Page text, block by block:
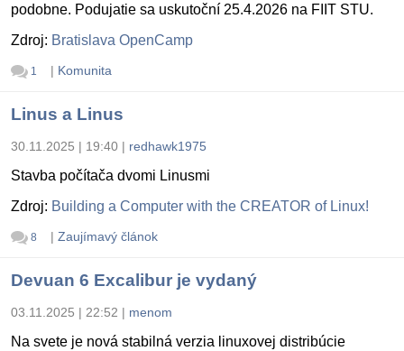
podobne. Podujatie sa uskutoční 25.4.2026 na FIIT STU.
Zdroj: Bratislava OpenCamp
1 | Komunita
Linus a Linus
30.11.2025 | 19:40 | redhawk1975
Stavba počítača dvomi Linusmi
Zdroj: Building a Computer with the CREATOR of Linux!
8 | Zaujímavý článok
Devuan 6 Excalibur je vydaný
03.11.2025 | 22:52 | menom
Na svete je nová stabilná verzia linuxovej distribúcie